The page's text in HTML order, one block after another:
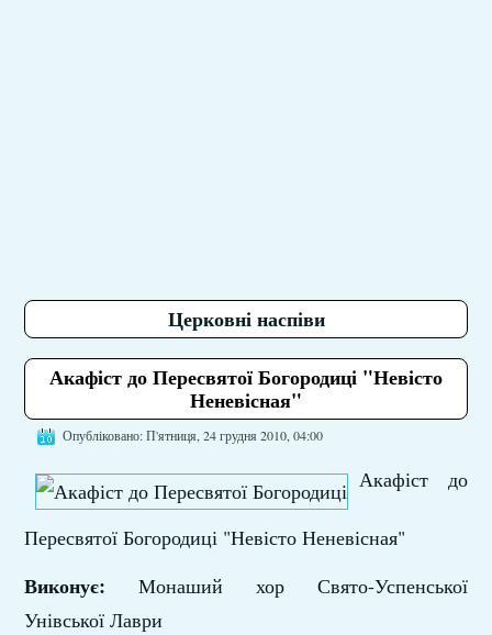
Церковні наспіви
Акафіст до Пересвятої Богородиці "Невісто
Неневісная"
Опубліковано: П'ятниця, 24 грудня 2010, 04:00
Акафіст до
Пересвятої Богородиці "Невісто Неневісная"
Виконує: Монаший хор Свято-Успенської
Унівської Лаври